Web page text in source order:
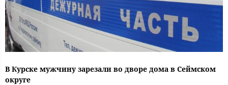
В Курске мужчину зарезали во дворе дома в Сеймском
округе